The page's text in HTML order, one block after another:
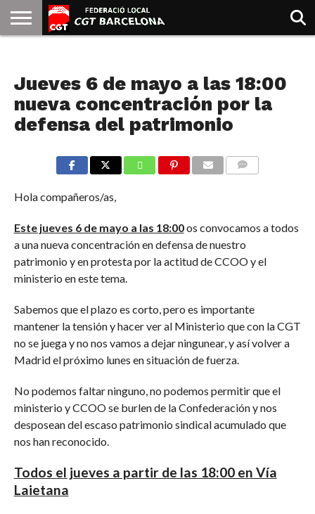
GOLDMAN
Jueves 6 de mayo a las 18:00
nueva concentración por la
defensa del patrimonio
Hola compañeros/as,
Este jueves 6 de mayo a las 18:00os convocamos a todos
a una nueva concentración en defensa de nuestro
patrimonio y en protesta por la actitud de CCOO y el
ministerio en este tema.
Sabemos que el plazo es corto, pero es importante
mantener la tensión y hacer ver al Ministerio que con la CGT
no se juega y no nos vamos a dejar ningunear, y así volver a
Madrid el próximo lunes en situación de fuerza.
No podemos faltar ninguno, no podemos permitir que el
ministerio y CCOO se burlen de la Confederación y nos
desposean del escaso patrimonio sindical acumulado que
nos han reconocido.
Todos el jueves a partir de las 18:00 en Vía
Laietana